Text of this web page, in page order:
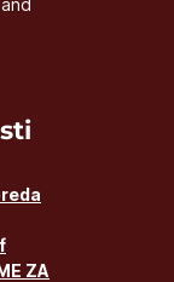
ZA